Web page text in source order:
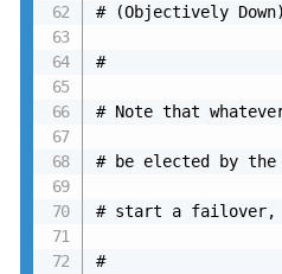
# (Objectively
#
# Note that
# be elected by
# start a failover,
#